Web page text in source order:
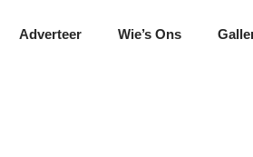
Adverteer Wie’s Ons